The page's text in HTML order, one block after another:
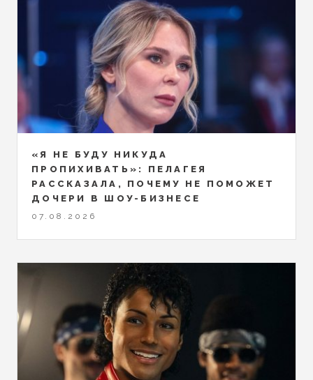
«Я НЕ БУДУ НИКУДА
ПРОПИХИВАТЬ»: ПЕЛАГЕЯ
РАССКАЗАЛА, ПОЧЕМУ НЕ ПОМОЖЕТ
ДОЧЕРИ В ШОУ-БИЗНЕСЕ
07.08.2026